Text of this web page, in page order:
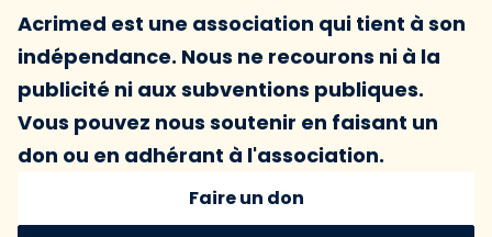
Acrimed est une association qui tient à son
indépendance. Nous ne recourons ni à la
publicité ni aux subventions publiques.
Vous pouvez nous soutenir en faisant un
don ou en adhérant à l'association.
Faire un don